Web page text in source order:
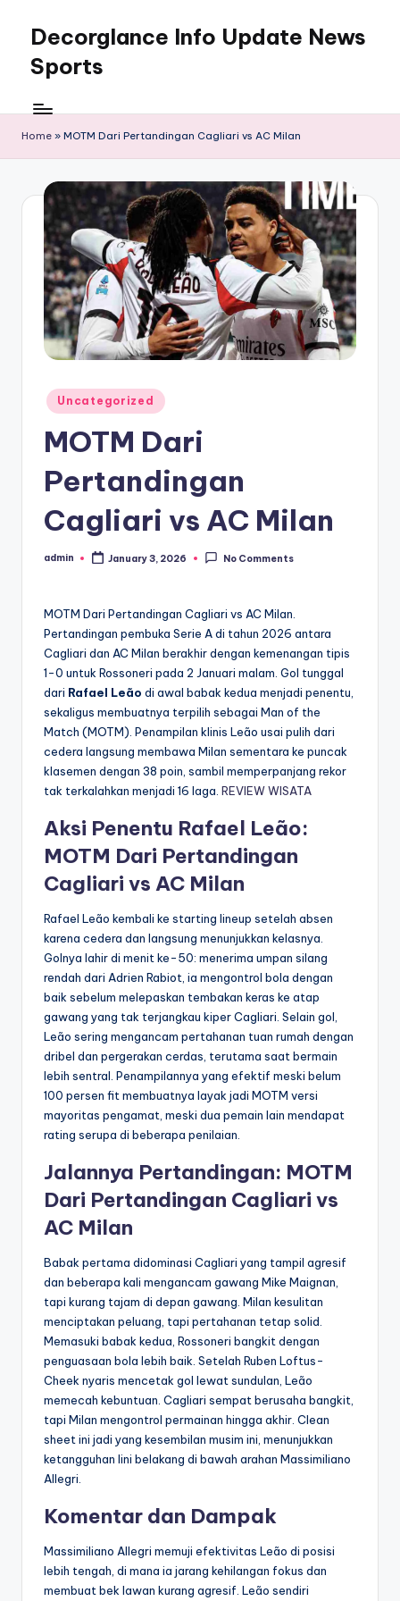
content
Decorglance Info Update News
Sports
adalah
sebuah
portal
olahraga
terupdate.
Home » MOTM Dari Pertandingan Cagliari vs AC Milan
Posted
in
Uncategorized
MOTM Dari
Pertandingan
Cagliari vs AC Milan
Posted
admin January 3, 2026 No Comments
MOTM Dari Pertandingan Cagliari vs AC Milan.
Pertandingan pembuka Serie A di tahun 2026 antara
Cagliari dan AC Milan berakhir dengan kemenangan tipis
1-0 untuk Rossoneri pada 2 Januari malam. Gol tunggal
dari Rafael Leão di awal babak kedua menjadi penentu,
sekaligus membuatnya terpilih sebagai Man of the
Match (MOTM). Penampilan klinis Leão usai pulih dari
cedera langsung membawa Milan sementara ke puncak
klasemen dengan 38 poin, sambil memperpanjang rekor
tak terkalahkan menjadi 16 laga. REVIEW WISATA
Aksi Penentu Rafael Leão:
MOTM Dari Pertandingan
Cagliari vs AC Milan
Rafael Leão kembali ke starting lineup setelah absen
karena cedera dan langsung menunjukkan kelasnya.
Golnya lahir di menit ke-50: menerima umpan silang
rendah dari Adrien Rabiot, ia mengontrol bola dengan
baik sebelum melepaskan tembakan keras ke atap
gawang yang tak terjangkau kiper Cagliari. Selain gol,
Leão sering mengancam pertahanan tuan rumah dengan
dribel dan pergerakan cerdas, terutama saat bermain
lebih sentral. Penampilannya yang efektif meski belum
100 persen fit membuatnya layak jadi MOTM versi
mayoritas pengamat, meski dua pemain lain mendapat
rating serupa di beberapa penilaian.
Jalannya Pertandingan: MOTM
Dari Pertandingan Cagliari vs
AC Milan
Babak pertama didominasi Cagliari yang tampil agresif
dan beberapa kali mengancam gawang Mike Maignan,
tapi kurang tajam di depan gawang. Milan kesulitan
menciptakan peluang, tapi pertahanan tetap solid.
Memasuki babak kedua, Rossoneri bangkit dengan
penguasaan bola lebih baik. Setelah Ruben Loftus-
Cheek nyaris mencetak gol lewat sundulan, Leão
memecah kebuntuan. Cagliari sempat berusaha bangkit,
tapi Milan mengontrol permainan hingga akhir. Clean
sheet ini jadi yang kesembilan musim ini, menunjukkan
ketangguhan lini belakang di bawah arahan Massimiliano
Allegri.
Komentar dan Dampak
Massimiliano Allegri memuji efektivitas Leão di posisi
lebih tengah, di mana ia jarang kehilangan fokus dan
membuat bek lawan kurang agresif. Leão sendiri